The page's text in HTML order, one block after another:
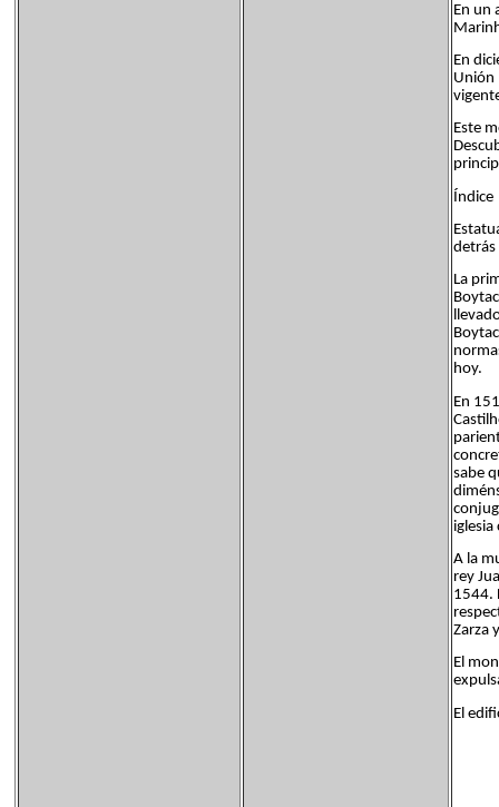
En un
En
Unión
Este
detrás
La
hoy.
En
sabe
iglesia
A la
rey
1544.
Zarza
El
El